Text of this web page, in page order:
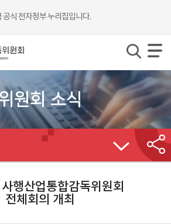
공식 전자정부 누리집입니다.
원회 소식
행산업통합감독위원회
전체회의 개최